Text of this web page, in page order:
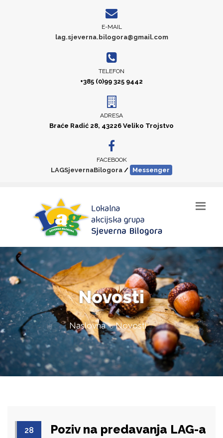
E-MAIL
lag.sjeverna.bilogora@gmail.com
TELEFON
+385 (0)99 325 9442
ADRESA
Braće Radić 28, 43226 Veliko Trojstvo
FACEBOOK
LAGSjevernaBilogora / Messenger
Novosti
Naslovna Novosti
28
Poziv na predavanja LAG-a